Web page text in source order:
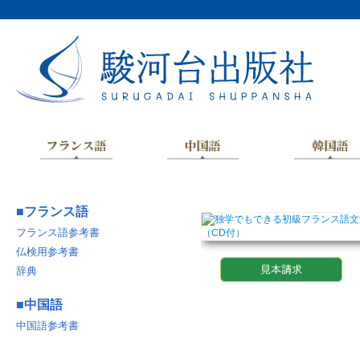
■フランス語
フランス語参考書
仏検用参考書
辞典
■中国語
中国語参考書